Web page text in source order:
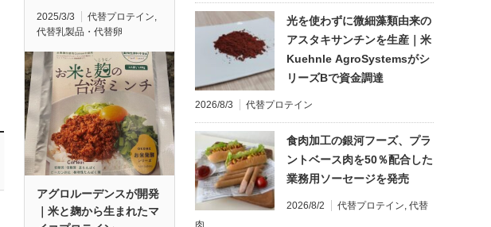
2025/3/3 代替プロテイン
代替乳製品・代替卵
アグロルーデンスが開発
｜米と麹から生まれたマ
光を使わずに微細藻類由来の
アスタキサンチンを生産｜米
Kuehnle AgroSystemsがシ
リーズBで資金調達
2026/8/3 代替プロテイン
食肉加工の銀河フーズ、プラ
ントベース肉を50％配合した
業務用ソーセージを発売
2026/8/2 代替プロテイン 代替
肉